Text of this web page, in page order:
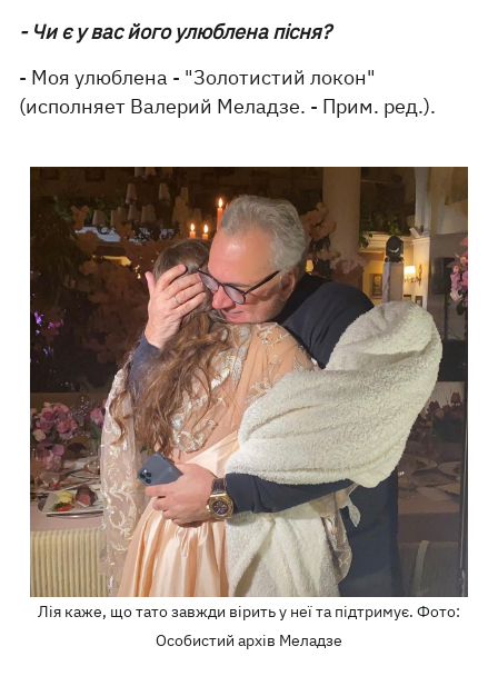
- Чи є у вас його улюблена пісня?
- Моя улюблена - "Золотистий локон"
(исполняет Валерий Меладзе. - Прим. ред.).
Лія каже, що тато завжди вірить у неї та підтримує. Фото:
Особистий архів Меладзе